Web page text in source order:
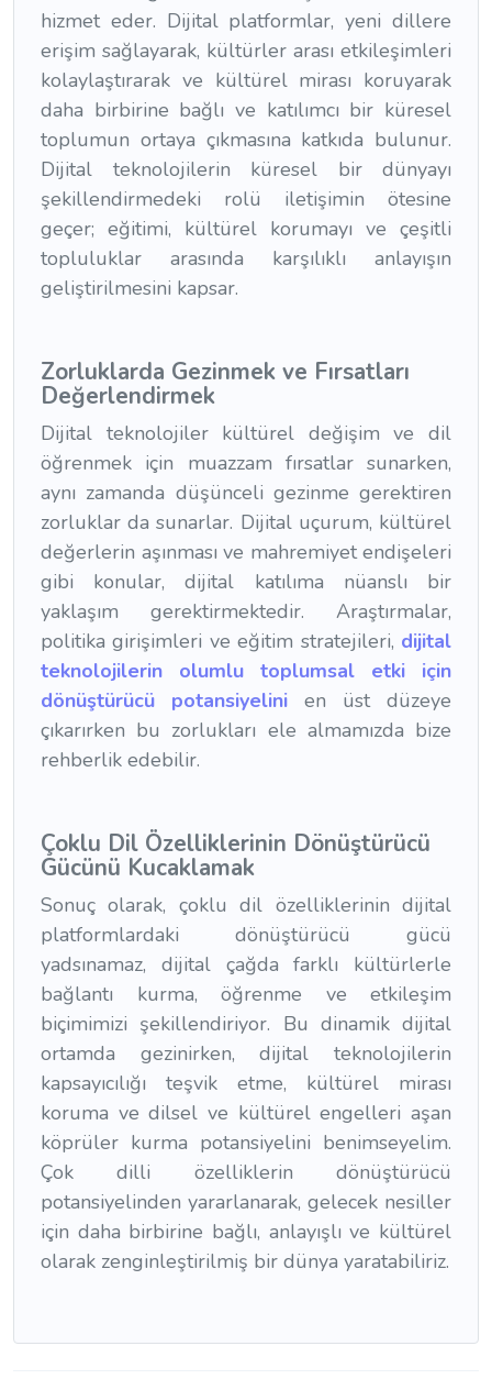
hizmet eder. Dijital platformlar, yeni dillere
erişim sağlayarak, kültürler arası etkileşimleri
kolaylaştırarak ve kültürel mirası koruyarak
daha birbirine bağlı ve katılımcı bir küresel
toplumun ortaya çıkmasına katkıda bulunur.
Dijital teknolojilerin küresel bir dünyayı
şekillendirmedeki rolü iletişimin ötesine
geçer; eğitimi, kültürel korumayı ve çeşitli
topluluklar arasında karşılıklı anlayışın
geliştirilmesini kapsar.
Zorluklarda Gezinmek ve Fırsatları
Değerlendirmek
Dijital teknolojiler kültürel değişim ve dil
öğrenmek için muazzam fırsatlar sunarken,
aynı zamanda düşünceli gezinme gerektiren
zorluklar da sunarlar. Dijital uçurum, kültürel
değerlerin aşınması ve mahremiyet endişeleri
gibi konular, dijital katılıma nüanslı bir
yaklaşım gerektirmektedir. Araştırmalar,
politika girişimleri ve eğitim stratejileri, dijital
teknolojilerin olumlu toplumsal etki için
dönüştürücü potansiyelini en üst düzeye
çıkarırken bu zorlukları ele almamızda bize
rehberlik edebilir.
Çoklu Dil Özelliklerinin Dönüştürücü
Gücünü Kucaklamak
Sonuç olarak, çoklu dil özelliklerinin dijital
platformlardaki dönüştürücü gücü
yadsınamaz, dijital çağda farklı kültürlerle
bağlantı kurma, öğrenme ve etkileşim
biçimimizi şekillendiriyor. Bu dinamik dijital
ortamda gezinirken, dijital teknolojilerin
kapsayıcılığı teşvik etme, kültürel mirası
koruma ve dilsel ve kültürel engelleri aşan
köprüler kurma potansiyelini benimseyelim.
Çok dilli özelliklerin dönüştürücü
potansiyelinden yararlanarak, gelecek nesiller
için daha birbirine bağlı, anlayışlı ve kültürel
olarak zenginleştirilmiş bir dünya yaratabiliriz.